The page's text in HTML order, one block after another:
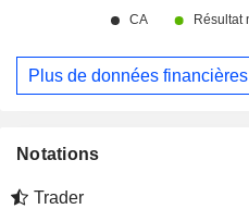
Plus de données financières
Notations
Trader